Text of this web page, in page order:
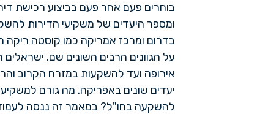
בוחרים פעם אחר פעם בביצוע רכישת
ומספר היעדים של משקיעי הדירות
בדרום ומרכז אמריקה כמו קוסטה
על הגוונים הרבים השונים שם.
אירופה ועד להשקעות במזרח הקרוב
יעדים שונים באפריקה. מה גורם
להשקעה בחו"ל? במאמר זה ננסה